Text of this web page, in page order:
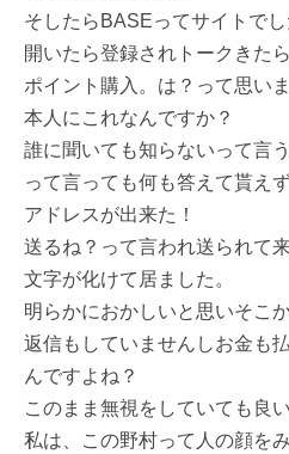
そしたらBASEってサイトでし
開いたら登録されトークきたら
ポイント購入。は？って思いま
本人にこれなんですか？
誰に聞いても知らないって言
って言っても何も答えて貰えず
アドレスが出来た！
送るね？って言われ送られて
文字が化けて居ました。
明らかにおかしいと思いそこ
返信もしていませんしお金も
んですよね？
このまま無視をしていても良
私は、この野村って人の顔をみ